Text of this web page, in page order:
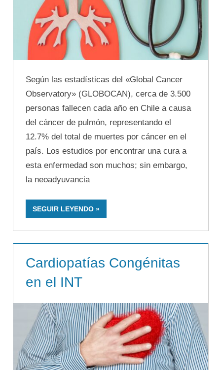
Según las estadísticas del «Global Cancer
Observatory» (GLOBOCAN), cerca de 3.500
personas fallecen cada año en Chile a causa
del cáncer de pulmón, representando el
12.7% del total de muertes por cáncer en el
país. Los estudios por encontrar una cura a
esta enfermedad son muchos; sin embargo,
la neoadyuvancia
SEGUIR LEYENDO
Cardiopatías Congénitas
en el INT